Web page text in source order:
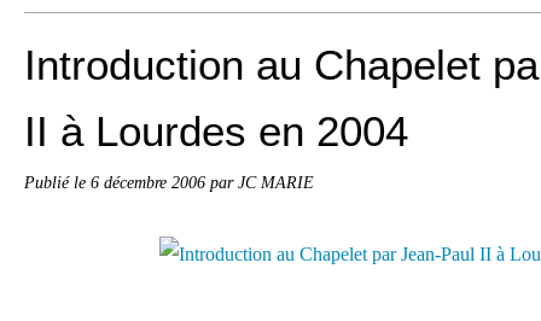
Introduction au Chapelet
II à Lourdes en 2004
Publié le 6 décembre 2006 par JC MARIE